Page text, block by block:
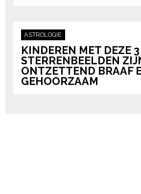
ASTROLOGIE
KINDEREN MET DEZE 3
STERRENBEELDEN
ONTZETTEND BRAAF
GEHOORZAAM